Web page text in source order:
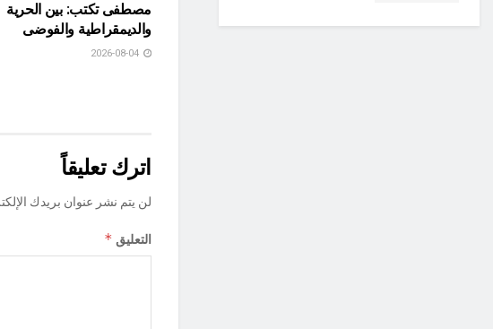
مصطفى تكتب: بين الحرية
والديمقراطية والفوضى
اترك تعليقاً
لن يتم نشر عنوان بريدك
التعليق *